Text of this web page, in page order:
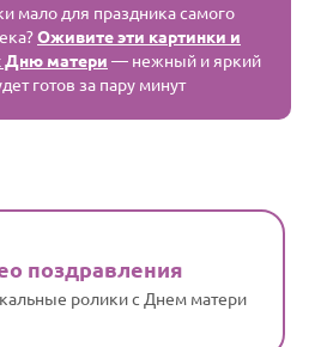
мало для праздника самого
Оживите эти картинки и
Дню матери — нежный и яркий
готов за пару минут
поздравления
ролики с Днем матери